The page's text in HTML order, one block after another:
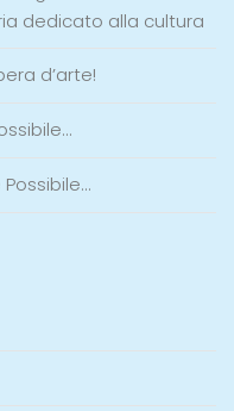
dedicato alla cultura
d’arte!